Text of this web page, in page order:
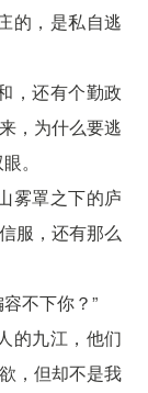
的，是私自逃
，还有个勤政
，为什么要逃
。
雾罩之下的庐
服，还有那么
不下你？”
的九江，他们
，但却不是我